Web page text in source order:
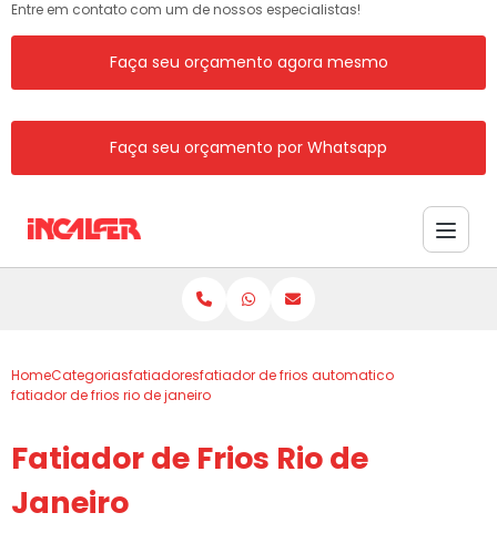
Entre em contato com um de nossos especialistas!
Faça seu orçamento agora mesmo
Faça seu orçamento por Whatsapp
HomeCategoriasfatiadoresfatiador de frios automatico
fatiador de frios rio de janeiro
Fatiador de Frios Rio de
Janeiro